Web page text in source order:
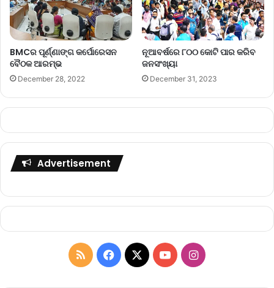
BMCର ପୂର୍ଣ୍ଣାଙ୍ଗ କର୍ପୋରେସନ
ବୈଠକ ଆରମ୍ଭ
December 28, 2022
ନୂଆବର୍ଷରେ ୮୦୦ କୋଟି ପାର କରିବ
ଜନସଂଖ୍ୟା
December 31, 2023
Advertisement
R
F
X
Y
I